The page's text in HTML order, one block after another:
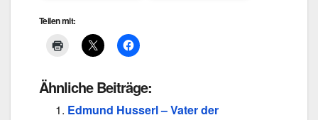
Teilen mit:
Ähnliche Beiträge:
Edmund Husserl – Vater der